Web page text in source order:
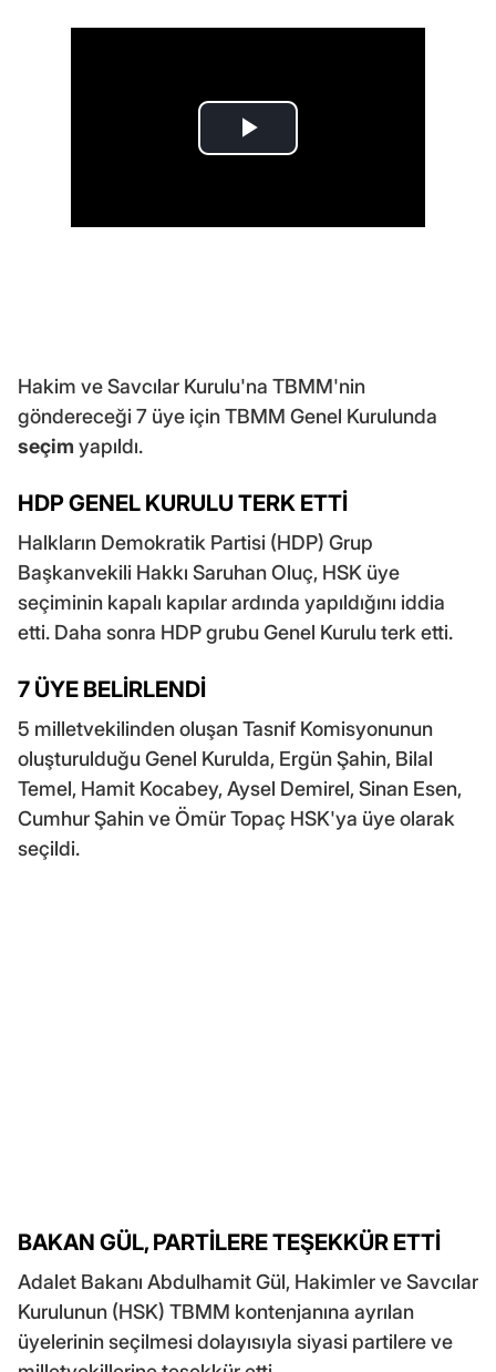
Hakim ve Savcılar Kurulu'na TBMM'nin
göndereceği 7 üye için TBMM Genel Kurulunda
seçim yapıldı.
HDP GENEL KURULU TERK ETTİ
Halkların Demokratik Partisi (HDP) Grup
Başkanvekili Hakkı Saruhan Oluç, HSK üye
seçiminin kapalı kapılar ardında yapıldığını iddia
etti. Daha sonra HDP grubu Genel Kurulu terk etti.
7 ÜYE BELİRLENDİ
5 milletvekilinden oluşan Tasnif Komisyonunun
oluşturulduğu Genel Kurulda, Ergün Şahin, Bilal
Temel, Hamit Kocabey, Aysel Demirel, Sinan Esen,
Cumhur Şahin ve Ömür Topaç HSK'ya üye olarak
seçildi.
BAKAN GÜL, PARTİLERE TEŞEKKÜR ETTİ
Adalet Bakanı Abdulhamit Gül, Hakimler ve Savcılar
Kurulunun (HSK) TBMM kontenjanına ayrılan
üyelerinin seçilmesi dolayısıyla siyasi partilere ve